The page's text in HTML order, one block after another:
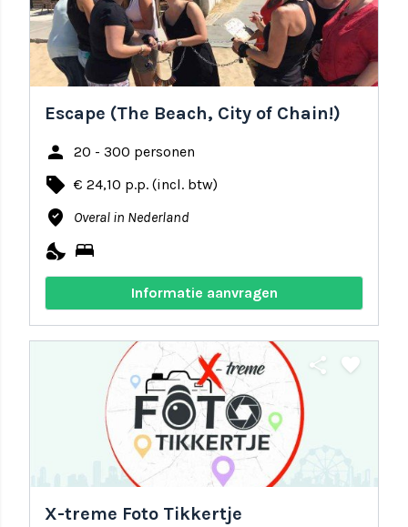
Escape (The Beach, City of Chain!)
person 20 - 300 personen
local_offer € 24,10 p.p. (incl. btw)
where_to_vote Overal in Nederland
nights_stay bed
Informatie aanvragen
share favorite
X-treme Foto Tikkertje